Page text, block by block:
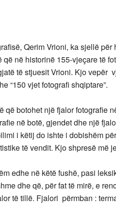
Qerim Vrioni, ka sjellë
në historinë 155-vjeçare të
të stjuesit Vrioni. Kjo vepër
“150 vjet fotografi shqiptare”.
që botohet një fjalor fotografie
në botë, gjendet dhe një
i këtij do ishte i dobishëm
të vendit. Kjo shpresë më
edhe në këtë fushë, pasi
dhe që, për fat të mirë, e
të tillë. Fjalori përmban :